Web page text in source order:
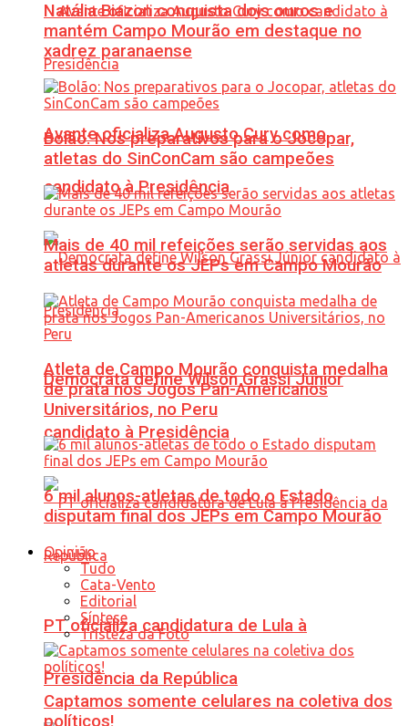
Avante oficializa Augusto Cury como
candidato à Presidência
Democrata define Wilson Grassi Júnior
candidato à Presidência
PT oficializa candidatura de Lula à
Presidência da República
Natália Biazon conquista dois ouros e
mantém Campo Mourão em destaque no
xadrez paranaense
Bolão: Nos preparativos para o Jocopar,
atletas do SinConCam são campeões
Mais de 40 mil refeições serão servidas aos
atletas durante os JEPs em Campo Mourão
Atleta de Campo Mourão conquista medalha
de prata nos Jogos Pan-Americanos
Universitários, no Peru
6 mil alunos-atletas de todo o Estado
disputam final dos JEPs em Campo Mourão
Opinião
Tudo
Cata-Vento
Editorial
Síntese
Tristeza da Foto
Captamos somente celulares na coletiva dos
políticos!